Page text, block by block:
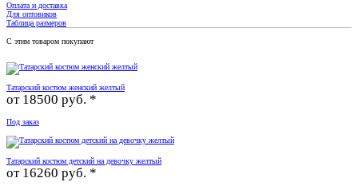
Оплата и доставка
Для оптовиков
Таблица размеров
С этим товаром покупают
Татарский костюм женский желтый
от 18500 руб. *
Под заказ
Татарский костюм детский на девочку желтый
от 16260 руб. *